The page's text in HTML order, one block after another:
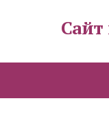
Сайт